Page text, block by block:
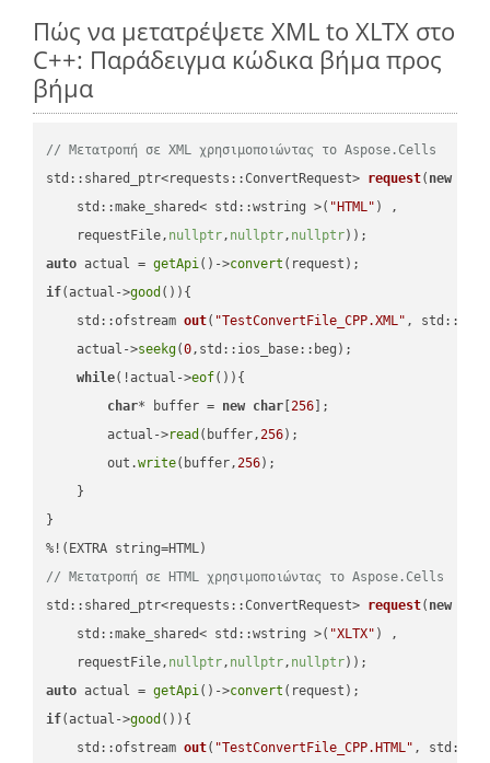
Πώς να μετατρέψετε XML to XLTX στο
C++: Παράδειγμα κώδικα βήμα προς
βήμα
// Μετατροπή σε XML χρησιμοποιώντας το Aspose.Cells
std::shared_ptr<requests::ConvertRequest> request( new
    std::make_shared< std::wstring >(
"HTML" ) ,
    requestFile,
nullptr, nullptr, nullptr))
auto actual = getApi()->convert
if(actual->good ()){
std::ofstream out( "TestConvertFile_CPP.XML" ,
    actual->
seekg(0,std::ios_base::beg);
while(!actual->eof()){
char* buffer = new char [256 ];
        actual->
read (buffer,256);
        out.
write(buffer,256);
    }
}
// Μετατροπή σε HTML χρησιμοποιώντας το Aspose.Cells
std::shared_ptr<requests::ConvertRequest> request( new
    std::make_shared< std::wstring >(
"XLTX" ) ,
    requestFile,
nullptr, nullptr, nullptr))
auto actual = getApi()->convert
if(actual->good ()){
std::ofstream out( "TestConvertFile_CPP.HTML" ,